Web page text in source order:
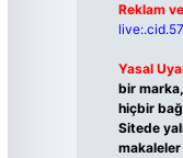
Reklam
Yasal
bir
hiçbir
Sitede
makaleler